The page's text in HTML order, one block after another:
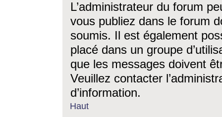
L’administrateur du forum
vous publiez dans le forum
soumis. Il est également
placé dans un groupe
que les messages doivent
Veuillez contacter
d’information.
Haut